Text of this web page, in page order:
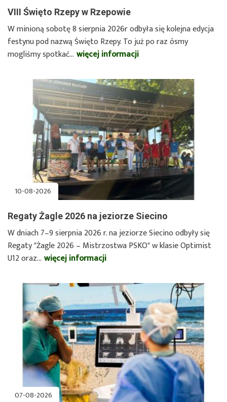
VIII Święto Rzepy w Rzepowie
W minioną sobotę 8 sierpnia 2026r odbyła się kolejna edycja
festynu pod nazwą Święto Rzepy. To już po raz ósmy
mogliśmy spotkać… więcej informacji
Święto
Rzepy
w
Rzepowie
10-08-2026
Regaty Żagle 2026 na jeziorze Siecino
W dniach 7–9 sierpnia 2026 r. na jeziorze Siecino odbyły się
Regaty "Żagle 2026 – Mistrzostwa PSKO" w klasie Optimist
U12 oraz… więcej informacji
Żagle
2026
na
jeziorze
Siecino
07-08-2026